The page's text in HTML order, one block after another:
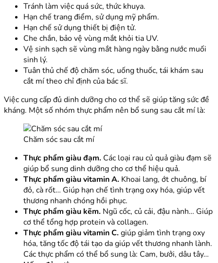
Tránh làm việc quá sức, thức khuya.
Hạn chế trang điểm, sử dụng mỹ phẩm.
Hạn chế sử dụng thiết bị điện tử.
Che chắn, bảo vệ vùng mắt khỏi tia UV.
Vệ sinh sạch sẽ vùng mắt hàng ngày bằng nước muối
sinh lý.
Tuân thủ chế độ chăm sóc, uống thuốc, tái khám sau
cắt mí theo chỉ định của bác sĩ.
Việc cung cấp đủ dinh dưỡng cho cơ thể sẽ giúp tăng sức đề
kháng. Một số nhóm thực phẩm nên bổ sung sau cắt mí là:
Chăm sóc sau cắt mí
Thực phẩm giàu đạm. Các loại rau củ quả giàu đạm sẽ
giúp bổ sung dinh dưỡng cho cơ thể hiệu quả.
Thực phẩm giàu vitamin A. Khoai lang, ớt chuông, bí
đỏ, cà rốt… Giúp hạn chế tình trạng oxy hóa, giúp vết
thương nhanh chóng hồi phục.
Thực phẩm giàu kẽm. Ngũ cốc, củ cải, đậu nành… Giúp
cơ thể tổng hợp protein và collagen.
Thực phẩm giàu vitamin C.giúp giảm tình trạng oxy
hóa, tăng tốc độ tái tạo da giúp vết thương nhanh lành.
Các thực phẩm có thể bổ sung là: Cam, bưởi, dâu tây…